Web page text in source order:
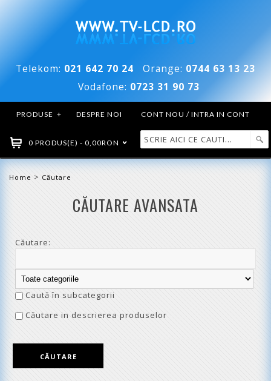
Telekom: 021 642 70 24 Orange: 0744 63 13 23
Vodafone: 0723 31 90 73
PRODUSE + DESPRE NOI CONT NOU / INTRA IN CONT
0 PRODUS(E) - 0,00RON
Home > Căutare
CĂUTARE AVANSATA
Căutare:
Caută în subcategorii
Căutare in descrierea produselor